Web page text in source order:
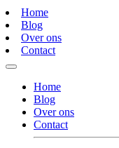
Home
Blog
Over ons
Contact
Home
Blog
Over ons
Contact